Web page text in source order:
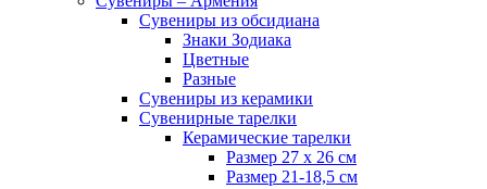
Сувениры из обсидиана
Знаки Зодиака
Цветные
Разные
Сувениры из керамики
Сувенирные тарелки
Керамические тарелки
Размер 27 х 26 см
Размер 21-18,5 см